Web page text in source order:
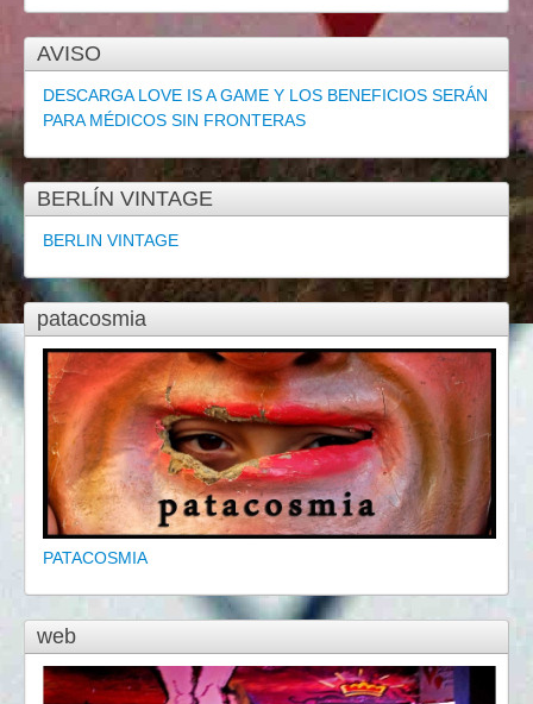
AVISO
DESCARGA LOVE IS A GAME Y LOS BENEFICIOS SERÁN
PARA MÉDICOS SIN FRONTERAS
BERLÍN VINTAGE
BERLIN VINTAGE
patacosmia
PATACOSMIA
web